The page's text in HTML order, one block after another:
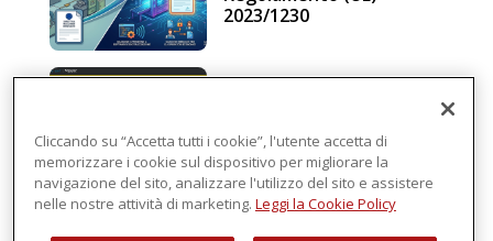
2023/1230
intelligenza in cloud
Cliccando su “Accetta tutti i cookie”, l'utente accetta di
memorizzare i cookie sul dispositivo per migliorare la
navigazione del sito, analizzare l'utilizzo del sito e assistere
nelle nostre attività di marketing. Leggi la Cookie Policy